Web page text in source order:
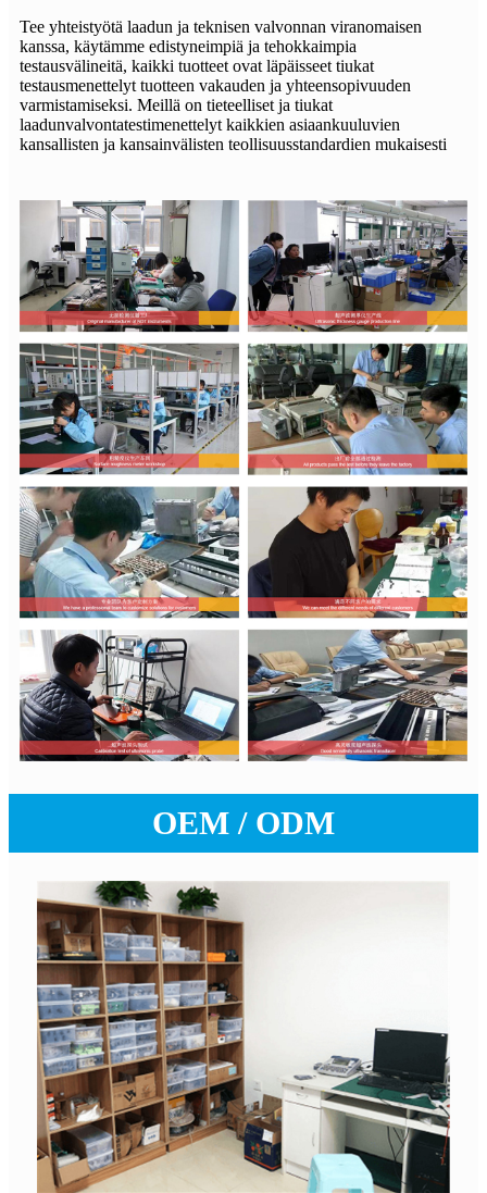
Tee yhteistyötä laadun ja teknisen valvonnan viranomaisen
kanssa, käytämme edistyneimpiä ja tehokkaimpia
testausvälineitä, kaikki tuotteet ovat läpäisseet tiukat
testausmenettelyt tuotteen vakauden ja yhteensopivuuden
varmistamiseksi. Meillä on tieteelliset ja tiukat
laadunvalvontatestimenettelyt kaikkien asiaankuuluvien
kansallisten ja kansainvälisten teollisuusstandardien mukaisesti
OEM / ODM